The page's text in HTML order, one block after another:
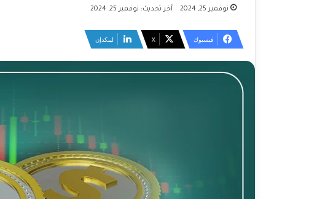
نوفمبر 25, 2024 آخر تحديث: نوفمبر 25, 2024
فيسبوك ‫X لينكدإن